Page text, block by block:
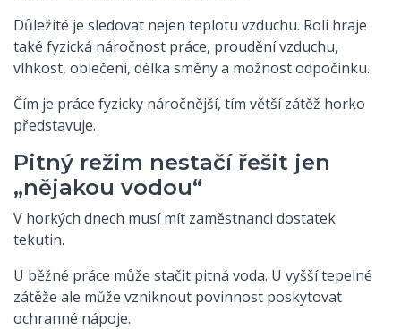
Důležité je sledovat nejen teplotu vzduchu. Roli hraje
také fyzická náročnost práce, proudění vzduchu,
vlhkost, oblečení, délka směny a možnost odpočinku.
Čím je práce fyzicky náročnější, tím větší zátěž horko
představuje.
Pitný režim nestačí řešit jen
„nějakou vodou“
V horkých dnech musí mít zaměstnanci dostatek
tekutin.
U běžné práce může stačit pitná voda. U vyšší tepelné
zátěže ale může vzniknout povinnost poskytovat
ochranné nápoje.